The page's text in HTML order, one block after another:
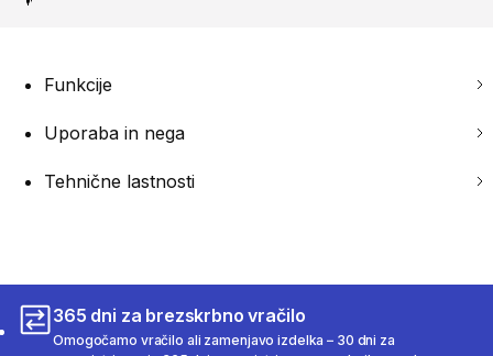
Funkcije
Uporaba in nega
Tehnične lastnosti
365 dni za brezskrbno vračilo
Omogočamo vračilo ali zamenjavo izdelka – 30 dni za